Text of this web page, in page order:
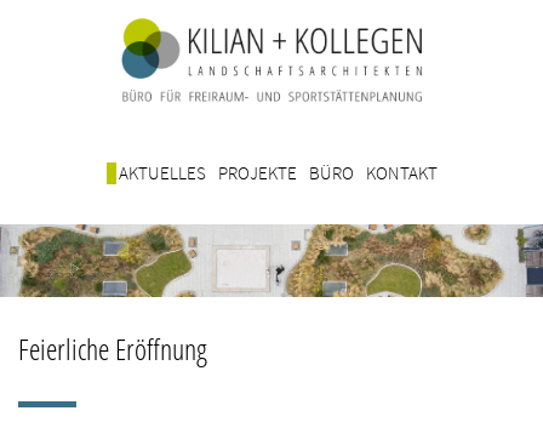
AKTUELLES PROJEKTE BÜRO KONTAKT
Feierliche Eröffnung